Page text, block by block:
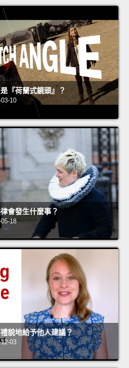
『荷蘭式鏡頭』？
10
會發生什麼事？
18
貌地給予他人建議？
03